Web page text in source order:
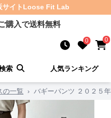
サイト Loose Fit Lab
購入で送料無料
0 0
索 人気ランキング
の一覧 › バギーパンツ ２０２５